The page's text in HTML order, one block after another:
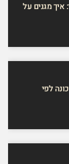
איך מגנים על
לפי